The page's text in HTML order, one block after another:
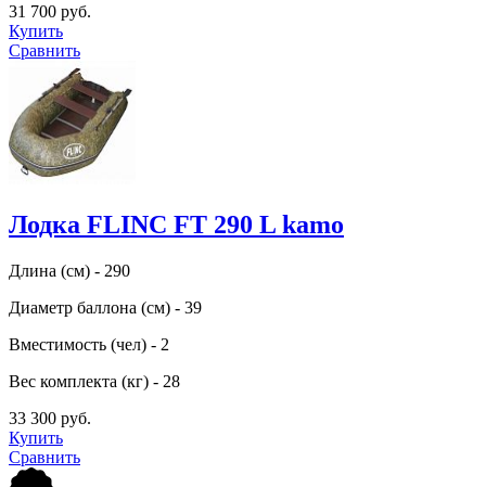
31 700 руб.
Купить
Сравнить
Лодка FLINC FТ 290 L kamo
Длина (см) - 290
Диаметр баллона (см) - 39
Вместимость (чел) - 2
Вес комплекта (кг) - 28
33 300 руб.
Купить
Сравнить